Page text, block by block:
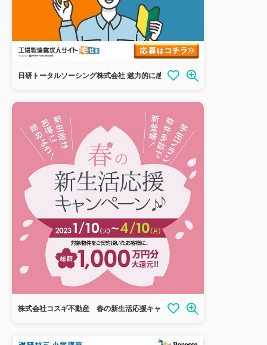
日研トータルソーシング株式会社 魅力的に感じる求人はどっち？
株式会社コスギ不動産 春の新生活応援キャンペーン